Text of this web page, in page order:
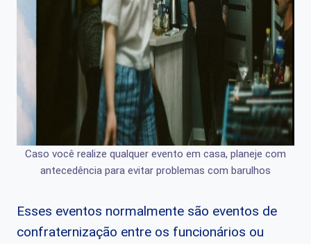
Caso você realize qualquer evento em casa, planeje com
antecedência para evitar problemas com barulhos
Esses eventos normalmente são eventos de
confraternização entre os funcionários ou